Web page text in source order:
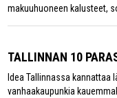
makuuhuoneen kalusteet,
TALLINNAN 10
Idea Tallinnassa
vanhaakaupunkia